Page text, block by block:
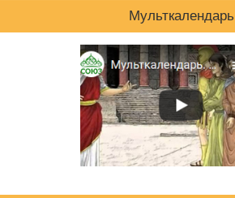
Мульткалендарь